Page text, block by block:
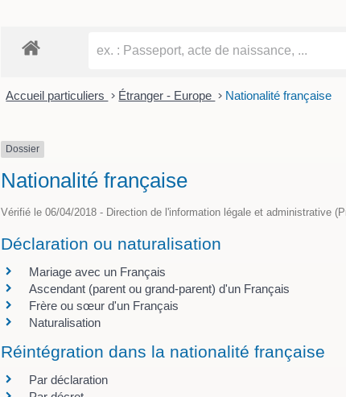
Accueil particuliers > Étranger - Europe > Nationalité française
Dossier
Nationalité française
Vérifié le 06/04/2018 - Direction de l'information légale et administrative
Déclaration ou naturalisation
Mariage avec un Français
Ascendant (parent ou grand-parent) d'un Français
Frère ou sœur d'un Français
Naturalisation
Réintégration dans la nationalité française
Par déclaration